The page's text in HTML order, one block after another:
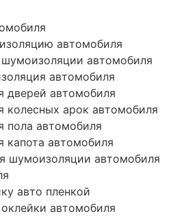
автомобиля
шумоизоляции автомобиля
автомобиля
дверей автомобиля
колесных арок автомобиля
пола автомобиля
капота автомобиля
шумоизоляции автомобиля
авто пленкой
автомобиля